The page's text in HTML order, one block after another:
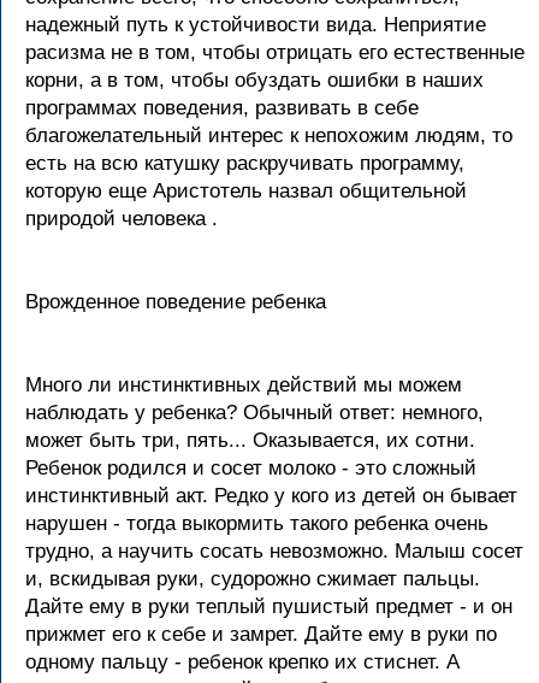
надежный путь к устойчивости вида. Неприятие
расизма не в том, чтобы отрицать его естественные
корни, а в том, чтобы обуздать ошибки в наших
программах поведения, развивать в себе
благожелательный интерес к непохожим людям, то
есть на всю катушку раскручивать программу,
которую еще Аристотель назвал общительной
природой человека .
Врожденное поведение ребенка
Много ли инстинктивных действий мы можем
наблюдать у ребенка? Обычный ответ: немного,
может быть три, пять... Оказывается, их сотни.
Ребенок родился и сосет молоко - это сложный
инстинктивный акт. Редко у кого из детей он бывает
нарушен - тогда выкормить такого ребенка очень
трудно, а научить сосать невозможно. Малыш сосет
и, вскидывая руки, судорожно сжимает пальцы.
Дайте ему в руки теплый пушистый предмет - и он
прижмет его к себе и замрет. Дайте ему в руки по
одному пальцу - ребенок крепко их стиснет. А